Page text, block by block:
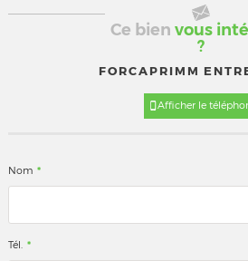
Ce bien vous
?
FORCAPRIMM
Afficher le
Nom *
Tél. *